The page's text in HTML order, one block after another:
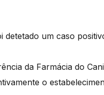
detetado um caso
da Farmácia do
o